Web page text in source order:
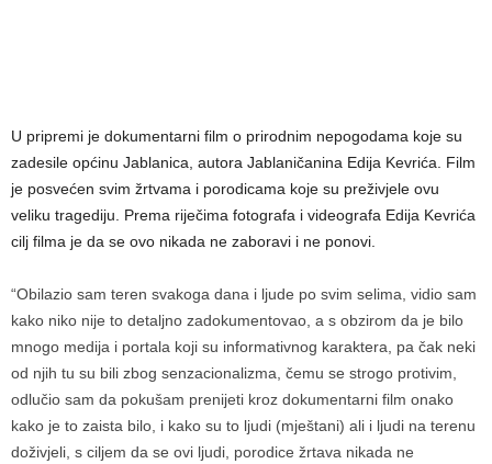
U pripremi je dokumentarni film o prirodnim nepogodama koje su
zadesile općinu Jablanica, autora Jablaničanina Edija Kevrića. Film
je posvećen svim žrtvama i porodicama koje su preživjele ovu
veliku tragediju. Prema riječima fotografa i videografa Edija Kevrića
cilj filma je da se ovo nikada ne zaboravi i ne ponovi.
“Obilazio sam teren svakoga dana i ljude po svim selima, vidio sam
kako niko nije to detaljno zadokumentovao, a s obzirom da je bilo
mnogo medija i portala koji su informativnog karaktera, pa čak neki
od njih tu su bili zbog senzacionalizma, čemu se strogo protivim,
odlučio sam da pokušam prenijeti kroz dokumentarni film onako
kako je to zaista bilo, i kako su to ljudi (mještani) ali i ljudi na terenu
doživjeli, s ciljem da se ovi ljudi, porodice žrtava nikada ne